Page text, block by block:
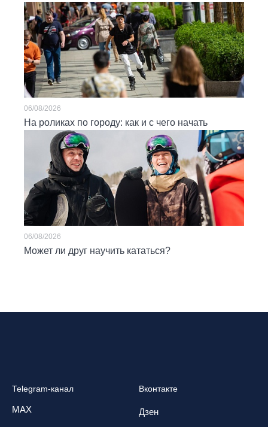
На роликах по городу: как и с чего начать
06/08/2026
Может ли друг научить кататься?
06/08/2026
Telegram-канал Вконтакте
MAX Дзен